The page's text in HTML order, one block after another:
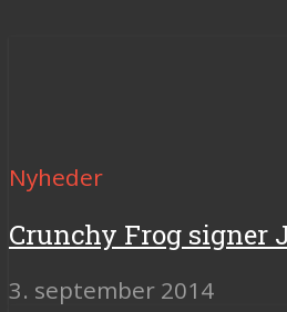
Nyheder
Crunchy Frog signer
3. september 2014